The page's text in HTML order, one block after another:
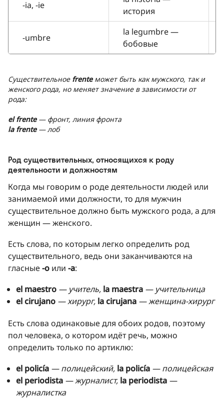
-ia, -ie
история
-umbre
la legumbre —
бобовые
Существительное frente может быть как мужского, так и
женского рода, но меняет значение в зависимости от
рода:
el frente — фронт, линия фронта
la frente — лоб
Род существительных, относящихся к роду
деятельности и должностям
Когда мы говорим о роде деятельности людей или
занимаемой ими должности, то для мужчин
существительное должно быть мужского рода, а для
женщин — женского.
Есть слова, по которым легко определить род
существительного, ведь они заканчиваются на
гласные -о или -а:
el maestro — учитель, la maestra — учительница
el cirujano — хирург, la cirujana — женщина-хирург
Есть слова одинаковые для обоих родов, поэтому
пол человека, о котором идёт речь, можно
определить только по артиклю:
el policía — полицейский, la policía — полицейская
el periodista — журналист, la periodista —
журналистка